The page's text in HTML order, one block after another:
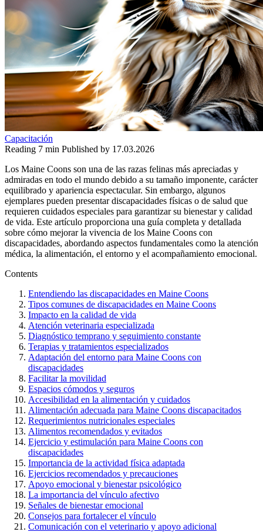
Capacitación
Reading 7 min Published by 17.03.2026
Los Maine Coons son una de las razas felinas más apreciadas y
admiradas en todo el mundo debido a su tamaño imponente, carácter
equilibrado y apariencia espectacular. Sin embargo, algunos
ejemplares pueden presentar discapacidades físicas o de salud que
requieren cuidados especiales para garantizar su bienestar y calidad
de vida. Este artículo proporciona una guía completa y detallada
sobre cómo mejorar la vivencia de los Maine Coons con
discapacidades, abordando aspectos fundamentales como la atención
médica, la alimentación, el entorno y el acompañamiento emocional.
Contents
Entendiendo las discapacidades en Maine Coons
Tipos comunes de discapacidades en Maine Coons
Impacto en la calidad de vida
Atención veterinaria especializada
Diagnóstico temprano y seguimiento constante
Terapias y tratamientos especializados
Adaptación del entorno para Maine Coons con
discapacidades
Facilitar la movilidad
Espacios cómodos y seguros
Accesibilidad en la alimentación y cuidados
Alimentación adecuada para Maine Coons discapacitados
Requerimientos nutricionales especiales
Alimentos recomendados y evitados
Ejercicio y estimulación para Maine Coons con
discapacidades
Importancia de la actividad física adaptada
Ejercicios recomendados y precauciones
Apoyo emocional y bienestar psicológico
La importancia del vínculo afectivo
Señales de bienestar emocional
Consejos para fortalecer el vínculo
Comunicación con el veterinario y apoyo adicional